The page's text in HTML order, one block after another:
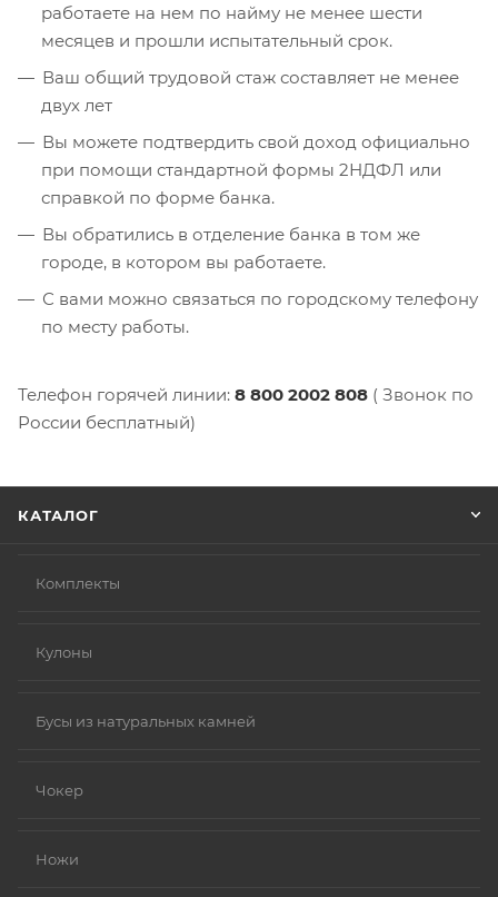
работаете на нем по найму не менее шести
месяцев и прошли испытательный срок.
Ваш общий трудовой стаж составляет не менее
двух лет
Вы можете подтвердить свой доход официально
при помощи стандартной формы 2НДФЛ или
справкой по форме банка.
Вы обратились в отделение банка в том же
городе, в котором вы работаете.
С вами можно связаться по городскому телефону
по месту работы.
Телефон горячей линии: 8 800 2002 808 ( Звонок по
России бесплатный)
КАТАЛОГ
Комплекты
Кулоны
Бусы из натуральных камней
Чокер
Ножи